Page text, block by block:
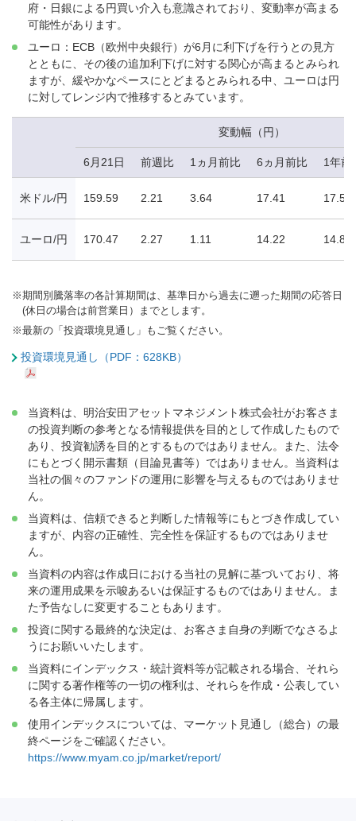
府・日銀による円買い介入も意識されており、変動率が高まる
可能性があります。
ユーロ：ECB（欧州中央銀行）が6月に利下げを行うとの見方
とともに、その後の追加利下げに対する関心が高まるとみられ
ますが、緩やかなペースにとどまるとみられる中、ユーロは円
に対してレンジ内で推移するとみています。
変動幅（円）
6月21日 前週比 1ヵ月前比 6ヵ月前比 1年前
米ドル/円 159.59 2.21 3.64 17.41 17.55
ユーロ/円 170.47 2.27 1.11 14.22 14.87
※期間別騰落率の各計算期間は、基準日から過去に遡った期間の応答日
(休日の場合は前営業日）までとします。
※最新の「投資環境見通し」もご覧ください。
投資環境見通し（PDF：628KB）
当資料は、明治安田アセットマネジメント株式会社がお客さま
の投資判断の参考となる情報提供を目的として作成したもので
あり、投資勧誘を目的とするものではありません。また、法令
にもとづく開示書類（目論見書等）ではありません。当資料は
当社の個々のファンドの運用に影響を与えるものではありませ
ん。
当資料は、信頼できると判断した情報等にもとづき作成してい
ますが、内容の正確性、完全性を保証するものではありませ
ん。
当資料の内容は作成日における当社の見解に基づいており、将
来の運用成果を示唆あるいは保証するものではありません。ま
た予告なしに変更することもあります。
投資に関する最終的な決定は、お客さま自身の判断でなさるよ
うにお願いいたします。
当資料にインデックス・統計資料等が記載される場合、それら
に関する著作権等の一切の権利は、それらを作成・公表してい
る各主体に帰属します。
使用インデックスについては、マーケット見通し（総合）の最
終ページをご確認ください。
https://www.myam.co.jp/market/report/